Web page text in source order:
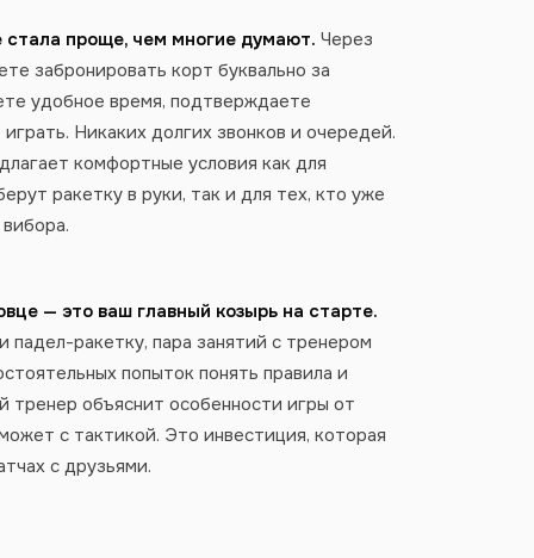
стала проще, чем многие думают. Через
забронировать корт буквально за
удобное время, подтверждаете
Никаких долгих звонков и очередей.
комфортные условия как для
ракетку в руки, так и для тех, кто уже
— это ваш главный козырь на старте.
падел-ракетку, пара занятий с тренером
попыток понять правила и
тренер объяснит особенности игры от
с тактикой. Это инвестиция, которая
с друзьями.